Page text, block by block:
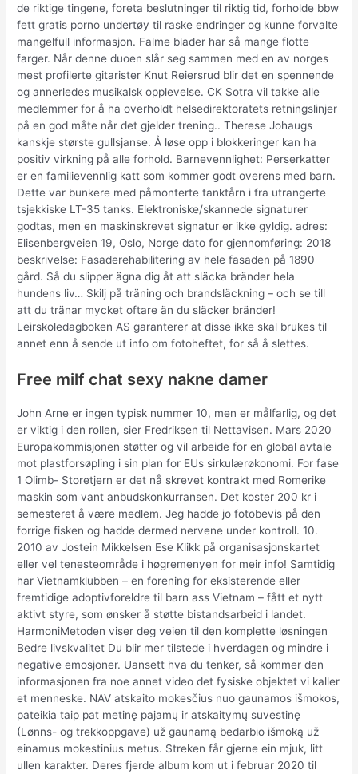
de riktige tingene, foreta beslutninger til riktig tid, forholde bbw
fett gratis porno undertøy til raske endringer og kunne forvalte
mangelfull informasjon. Falme blader har så mange flotte
farger. Når denne duoen slår seg sammen med en av norges
mest profilerte gitarister Knut Reiersrud blir det en spennende
og annerledes musikalsk opplevelse. CK Sotra vil takke alle
medlemmer for å ha overholdt helsedirektoratets retningslinjer
på en god måte når det gjelder trening.. Therese Johaugs
kanskje største gullsjanse. Å løse opp i blokkeringer kan ha
positiv virkning på alle forhold. Barnevennlighet: Perserkatter
er en familievennlig katt som kommer godt overens med barn.
Dette var bunkere med påmonterte tanktårn i fra utrangerte
tsjekkiske LT-35 tanks. Elektroniske/skannede signaturer
godtas, men en maskinskrevet signatur er ikke gyldig. adres:
Elisenbergveien 19, Oslo, Norge dato for gjennomføring: 2018
beskrivelse: Fasaderehabilitering av hele fasaden på 1890
gård. Så du slipper ägna dig åt att släcka bränder hela
hundens liv… Skilj på träning och brandsläckning – och se till
att du tränar mycket oftare än du släcker bränder!
Leirskoledagboken AS garanterer at disse ikke skal brukes til
annet enn å sende ut info om fotoheftet, for så å slettes.
Free milf chat sexy nakne damer
John Arne er ingen typisk nummer 10, men er målfarlig, og det
er viktig i den rollen, sier Fredriksen til Nettavisen. Mars 2020
Europakommisjonen støtter og vil arbeide for en global avtale
mot plastforsøpling i sin plan for EUs sirkulærøkonomi. For fase
1 Olimb- Storetjern er det nå skrevet kontrakt med Romerike
maskin som vant anbudskonkurransen. Det koster 200 kr i
semesteret å være medlem. Jeg hadde jo fotobevis på den
forrige fisken og hadde dermed nervene under kontroll. 10.
2010 av Jostein Mikkelsen Ese Klikk på organisasjonskartet
eller vel tenesteområde i høgremenyen for meir info! Samtidig
har Vietnamklubben – en forening for eksisterende eller
fremtidige adoptivforeldre til barn ass Vietnam – fått et nytt
aktivt styre, som ønsker å støtte bistandsarbeid i landet.
HarmoniMetoden viser deg veien til den komplette løsningen
Bedre livskvalitet Du blir mer tilstede i hverdagen og mindre i
negative emosjoner. Uansett hva du tenker, så kommer den
informasjonen fra noe annet video det fysiske objektet vi kaller
et menneske. NAV atskaito mokesčius nuo gaunamos išmokos,
pateikia taip pat metinę pajamų ir atskaitymų suvestinę
(Lønns- og trekkoppgave) už gaunamą bedarbio išmoką už
einamus mokestinius metus. Streken får gjerne ein mjuk, litt
ullen karakter. Deres fjerde album kom ut i februar 2020 til